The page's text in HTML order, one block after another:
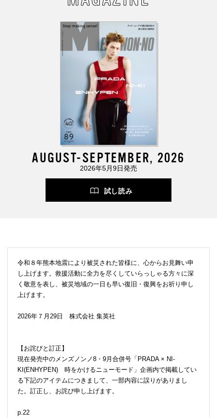
AUGUST-SEPTEMBER, 2026
2026年5月9日発売
試し読み
令和８年熊本地震により被災された皆様に、心からお見舞い申
し上げます。救援活動に全力を尽くしていらっしゃる方々に深
く敬意を表し、被災地域の一日も早い復旧・復興をお祈り申し
上げます。
2026年７月29日 株式会社 集英社
【お詫びと訂正】
現在発売中のメンズノンノ8・9月合併号「PRADA × NI-
KI(ENHYPEN) 時をかけるニューモード」企画内で掲載してい
る下記のアイテムにつきまして、一部内容に誤りがありまし
た。訂正し、お詫び申し上げます。
p.22